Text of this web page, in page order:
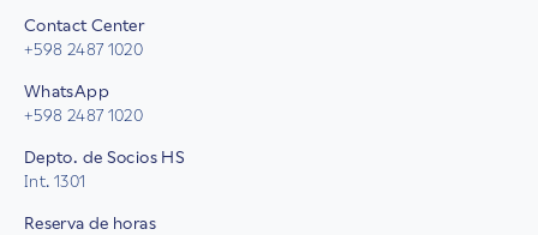
Contact Center
+598 2487 1020
WhatsApp
+598 2487 1020
Depto. de Socios HS
Int. 1301
Reserva de horas